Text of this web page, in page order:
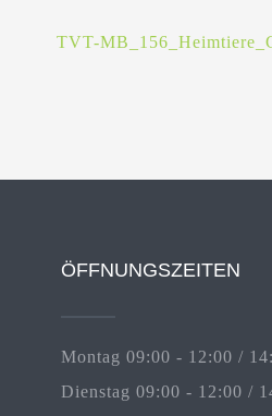
TVT-
ÖFFNUNGSZEITEN
Montag 09:00 - 12:00 /
Dienstag 09:00 - 12:00 /